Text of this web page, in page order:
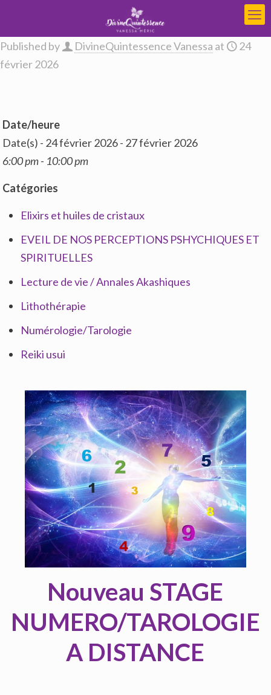
Published by DivineQuintessence Vanessa at
24
février 2026
Date/heure
Date(s) - 24 février 2026 - 27 février 2026
6:00 pm - 10:00 pm
Catégories
Elixirs et huiles de cristaux
EVEIL DE NOS PERCEPTIONS PSHYCHIQUES ET
SPIRITUELLES
Lecture de vie / Annales Akashiques
Lithothérapie
Numérologie/Tarologie
Reiki usui
Nouveau STAGE
NUMERO/TAROLOGIE
A DISTANCE